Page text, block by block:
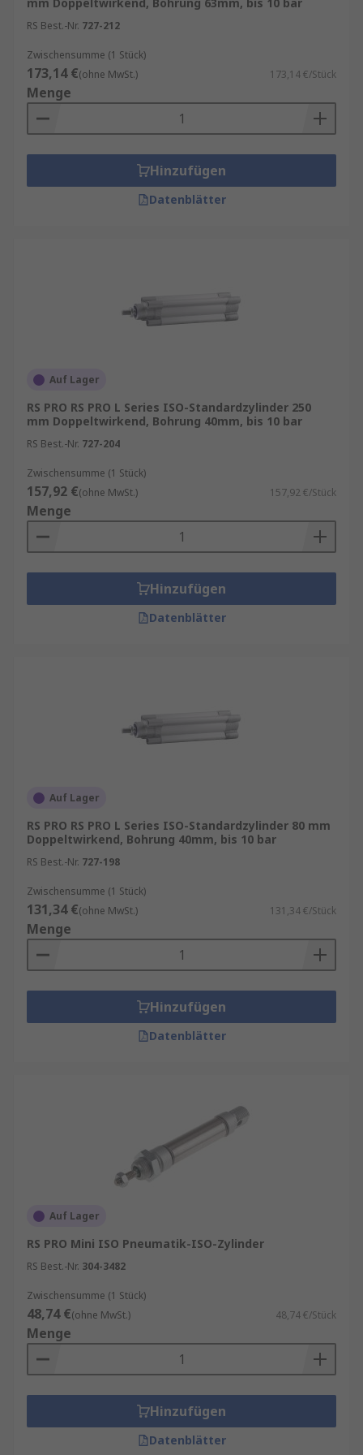
Hub und Kolbendurchmesser:
die Kraft und den Bewegungsbereich.
Betriebsdruck:
und16
bar.
Material:
Aluminium oder Edelstahl für
Befestigungsoptionen:Für eine einfache
Integration in Ihre Anlage.
RS Best.-Nr. 727-212
Zwischensumme (1 Stück)
173,14 €(ohne MwSt.) 173,14 €/Stück
Menge
Hinzufügen
Datenblätter
Auf Lager
RS PRO RS PRO L Series ISO-Standardzylinder 250
mm Doppeltwirkend, Bohrung 40mm, bis 10 bar
RS Best.-Nr. 727-204
Zwischensumme (1 Stück)
157,92 €(ohne MwSt.) 157,92 €/Stück
Menge
Hinzufügen
Datenblätter
Auf Lager
RS PRO RS PRO L Series ISO-Standardzylinder 80 mm
Doppeltwirkend, Bohrung 40mm, bis 10 bar
RS Best.-Nr. 727-198
Zwischensumme (1 Stück)
131,34 €(ohne MwSt.) 131,34 €/Stück
Menge
Hinzufügen
Datenblätter
Auf Lager
RS PRO Mini ISO Pneumatik-ISO-Zylinder
RS Best.-Nr. 304-3482
Zwischensumme (1 Stück)
48,74 €(ohne MwSt.) 48,74 €/Stück
Menge
Hinzufügen
Datenblätter